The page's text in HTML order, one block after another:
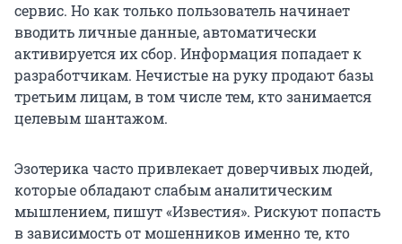
сервис. Но как только пользователь начинает
вводить личные данные, автоматически
активируется их сбор. Информация попадает к
разработчикам. Нечистые на руку продают базы
третьим лицам, в том числе тем, кто занимается
целевым шантажом.
Эзотерика часто привлекает доверчивых людей,
которые обладают слабым аналитическим
мышлением, пишут «Известия». Рискуют попасть
в зависимость от мошенников именно те, кто